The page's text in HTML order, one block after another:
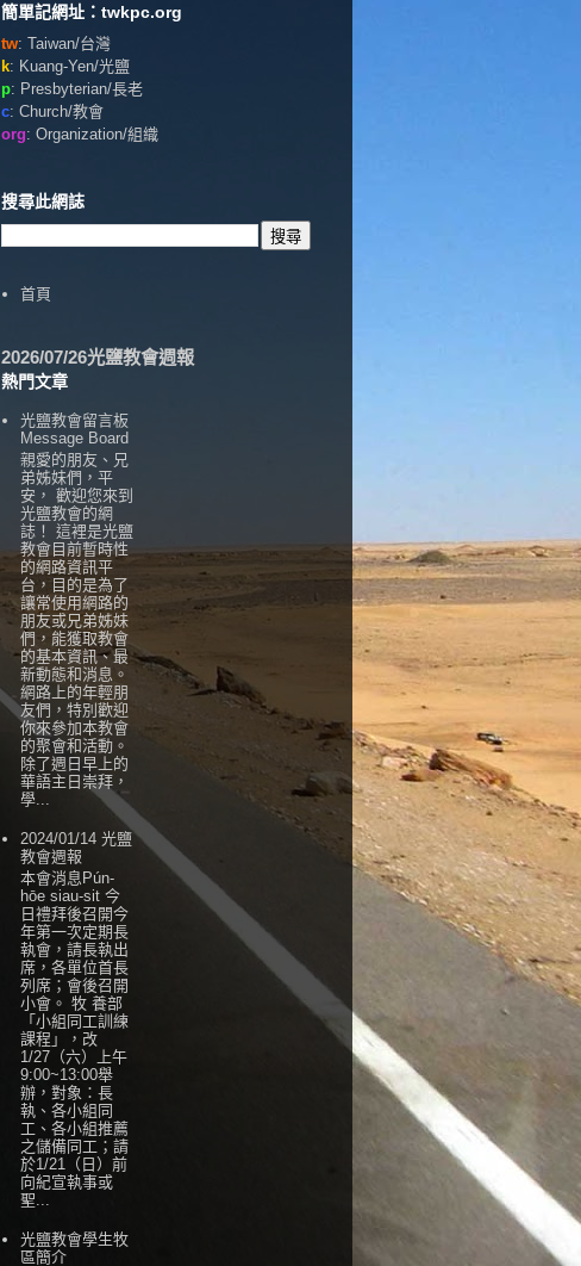
簡單記網址：twkpc.org
tw: Taiwan/台灣
k: Kuang-Yen/光鹽
p: Presbyterian/長老
c: Church/教會
org: Organization/組織
搜尋此網誌
首頁
2026/07/26光鹽教會週報
熱門文章
光鹽教會留言板
Message Board
親愛的朋友、兄
弟姊妹們，平
安， 歡迎您來到
光鹽教會的網
誌！ 這裡是光鹽
教會目前暫時性
的網路資訊平
台，目的是為了
讓常使用網路的
朋友或兄弟姊妹
們，能獲取教會
的基本資訊、最
新動態和消息。
網路上的年輕朋
友們，特別歡迎
你來參加本教會
的聚會和活動。
除了週日早上的
華語主日崇拜，
學...
2024/01/14 光鹽
教會週報
本會消息Pún-
hōe siau-sit 今
日禮拜後召開今
年第一次定期長
執會，請長執出
席，各單位首長
列席；會後召開
小會。 牧 養部
「小組同工訓練
課程」，改
1/27（六）上午
9:00~13:00舉
辦，對象：長
執、各小組同
工、各小組推薦
之儲備同工；請
於1/21（日）前
向紀宣執事或
聖...
光鹽教會學生牧
區簡介